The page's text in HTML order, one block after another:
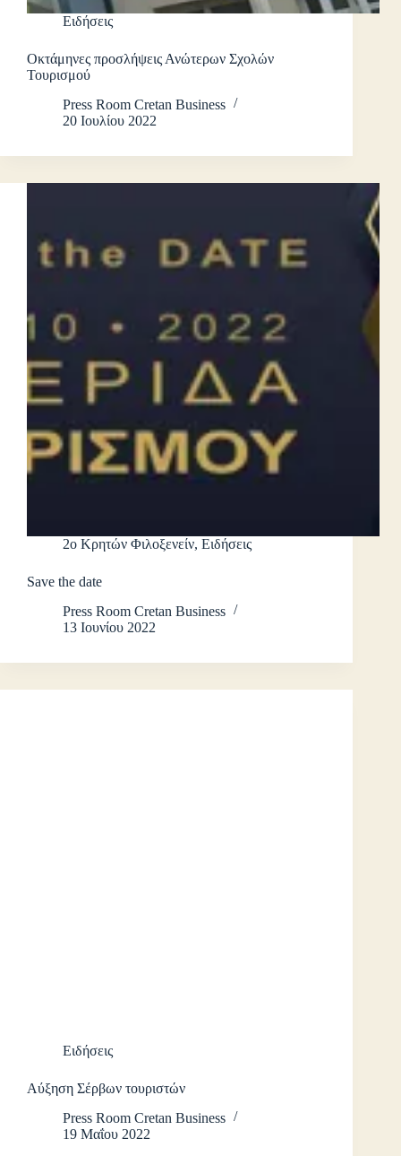
Ειδήσεις
Οκτάμηνες προσλήψεις Ανώτερων Σχολών
Τουρισμού
Press Room Cretan Business
20 Ιουλίου 2022
2ο Κρητών Φιλοξενείν, Ειδήσεις
Save the date
Press Room Cretan Business
13 Ιουνίου 2022
Ειδήσεις
Αύξηση Σέρβων τουριστών
Press Room Cretan Business
19 Μαΐου 2022